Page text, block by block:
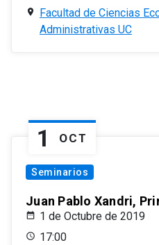
Facultad de Ciencias
Administrativas UC
1 OCT
Seminarios
Juan Pablo Xandri,
1 de Octubre de 2019
17:00